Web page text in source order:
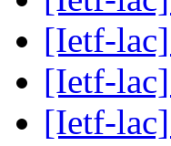
[Ietf-
[Ietf-
[Ietf-